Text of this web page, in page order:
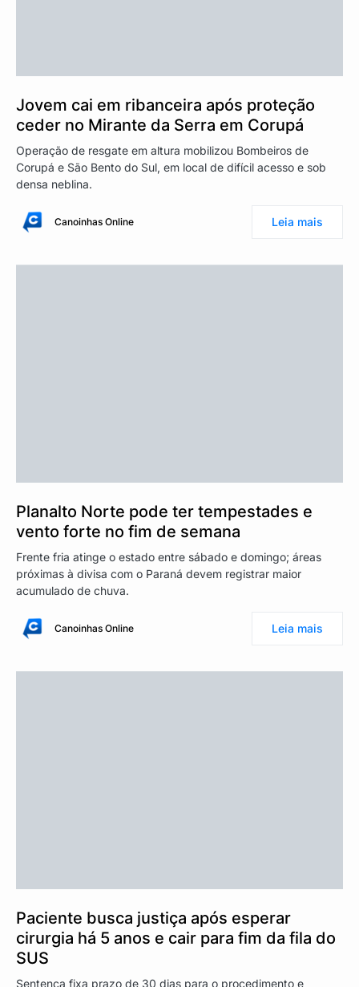
Jovem cai em ribanceira após proteção
ceder no Mirante da Serra em Corupá
Operação de resgate em altura mobilizou Bombeiros de
Corupá e São Bento do Sul, em local de difícil acesso e sob
densa neblina.
Canoinhas Online Leia mais
Planalto Norte pode ter tempestades e
vento forte no fim de semana
Frente fria atinge o estado entre sábado e domingo; áreas
próximas à divisa com o Paraná devem registrar maior
acumulado de chuva.
Canoinhas Online Leia mais
Paciente busca justiça após esperar
cirurgia há 5 anos e cair para fim da fila do
SUS
Sentença fixa prazo de 30 dias para o procedimento e